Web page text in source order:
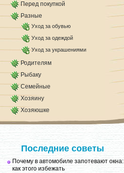
Перед покупкой
Разные
Уход за обувью
Уход за одеждой
Уход за украшениями
Родителям
Рыбаку
Семейные
Хозяину
Хозяюшке
Последние советы
Почему в автомобиле запотевают окна:
как этого избежать